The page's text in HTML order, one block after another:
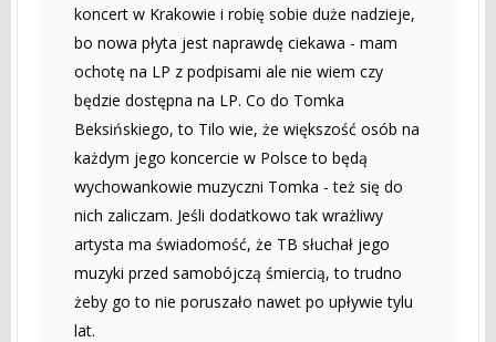
koncert w Krakowie i robię sobie duże nadzieje,
bo nowa płyta jest naprawdę ciekawa - mam
ochotę na LP z podpisami ale nie wiem czy
będzie dostępna na LP. Co do Tomka
Beksińskiego, to Tilo wie, że większość osób na
każdym jego koncercie w Polsce to będą
wychowankowie muzyczni Tomka - też się do
nich zaliczam. Jeśli dodatkowo tak wrażliwy
artysta ma świadomość, że TB słuchał jego
muzyki przed samobójczą śmiercią, to trudno
żeby go to nie poruszało nawet po upływie tylu
lat.